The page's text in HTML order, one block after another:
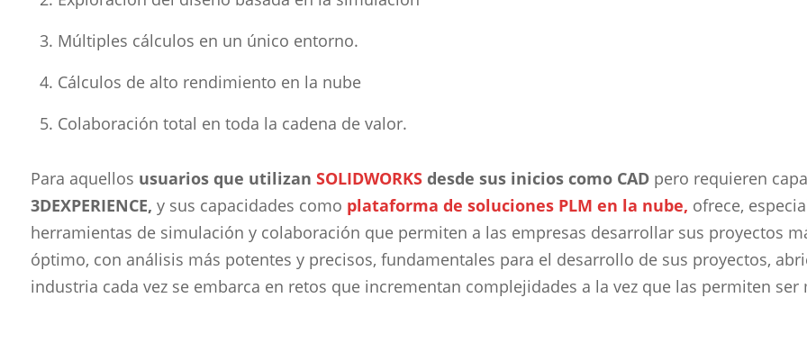
Múltiples cálculos en un único entorno.
Cálculos de alto rendimiento en la nube
Colaboración total en toda la cadena de valor.
Para aquellos usuarios que utilizan SOLIDWORKSdesde sus inicios como CADpero requieren
3DEXPERIENCE, y sus capacidades como plataforma de soluciones PLM en la nube, ofrece,
herramientas de simulación y colaboración que permiten a las empresas desarrollar sus proyectos
óptimo, con análisis más potentes y precisos, fundamentales para el desarrollo de sus proyectos,
industria cada vez se embarca en retos que incrementan complejidades a la vez que las permiten ser